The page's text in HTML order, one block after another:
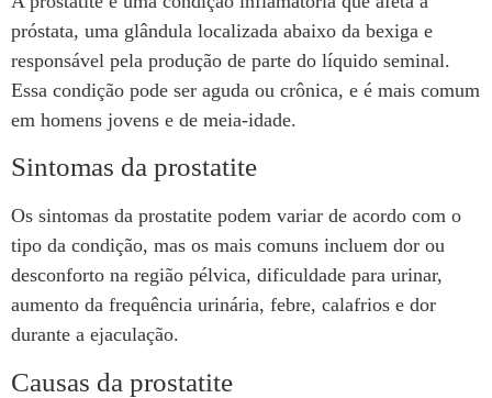
próstata, uma glândula localizada abaixo da bexiga e
responsável pela produção de parte do líquido seminal.
Essa condição pode ser aguda ou crônica, e é mais comum
em homens jovens e de meia-idade.
Sintomas da prostatite
Os sintomas da prostatite podem variar de acordo com o
tipo da condição, mas os mais comuns incluem dor ou
desconforto na região pélvica, dificuldade para urinar,
aumento da frequência urinária, febre, calafrios e dor
durante a ejaculação.
Causas da prostatite